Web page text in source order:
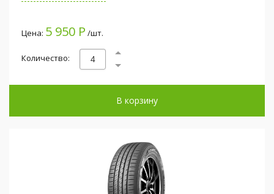
Цена: 5 950 Р /шт.
Количество:
В корзину